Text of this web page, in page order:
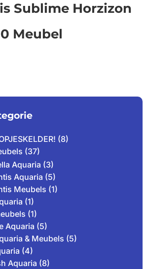
Sublime Horzizon
Meubel
(8)
(37)
Aquaria (3)
Aquaria (5)
Meubels (1)
(1)
(1)
Aquaria (5)
& Meubels (5)
(4)
Aquaria (8)